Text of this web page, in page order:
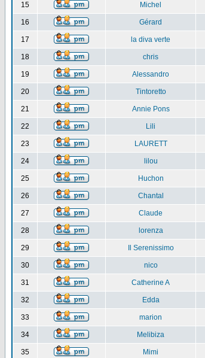
15 Michel
16 Gérard
17 la diva verte
18 chris
19 Alessandro
20 Tintoretto
21 Annie Pons
22 Lili
23 LAURETT
24 lilou
25 Huchon
26 Chantal
27 Claude
28 lorenza
29 Il Serenissimo
30 nico
31 Catherine A
32 Edda
33 marion
34 Melibiza
35 Mimi